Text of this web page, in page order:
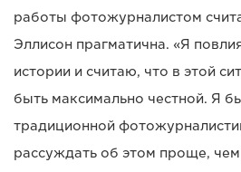
работы фотожурналистом
Эллисон прагматична. «Я
истории и считаю, что в этой
быть максимально честной. Я
традиционной
рассуждать об этом проще,